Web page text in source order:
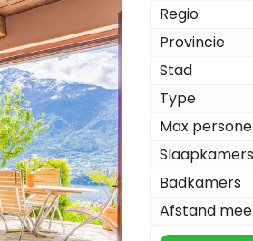
Regio
Provincie
Stad
Type
Max
Slaapkamers
Badkamers
Afstand